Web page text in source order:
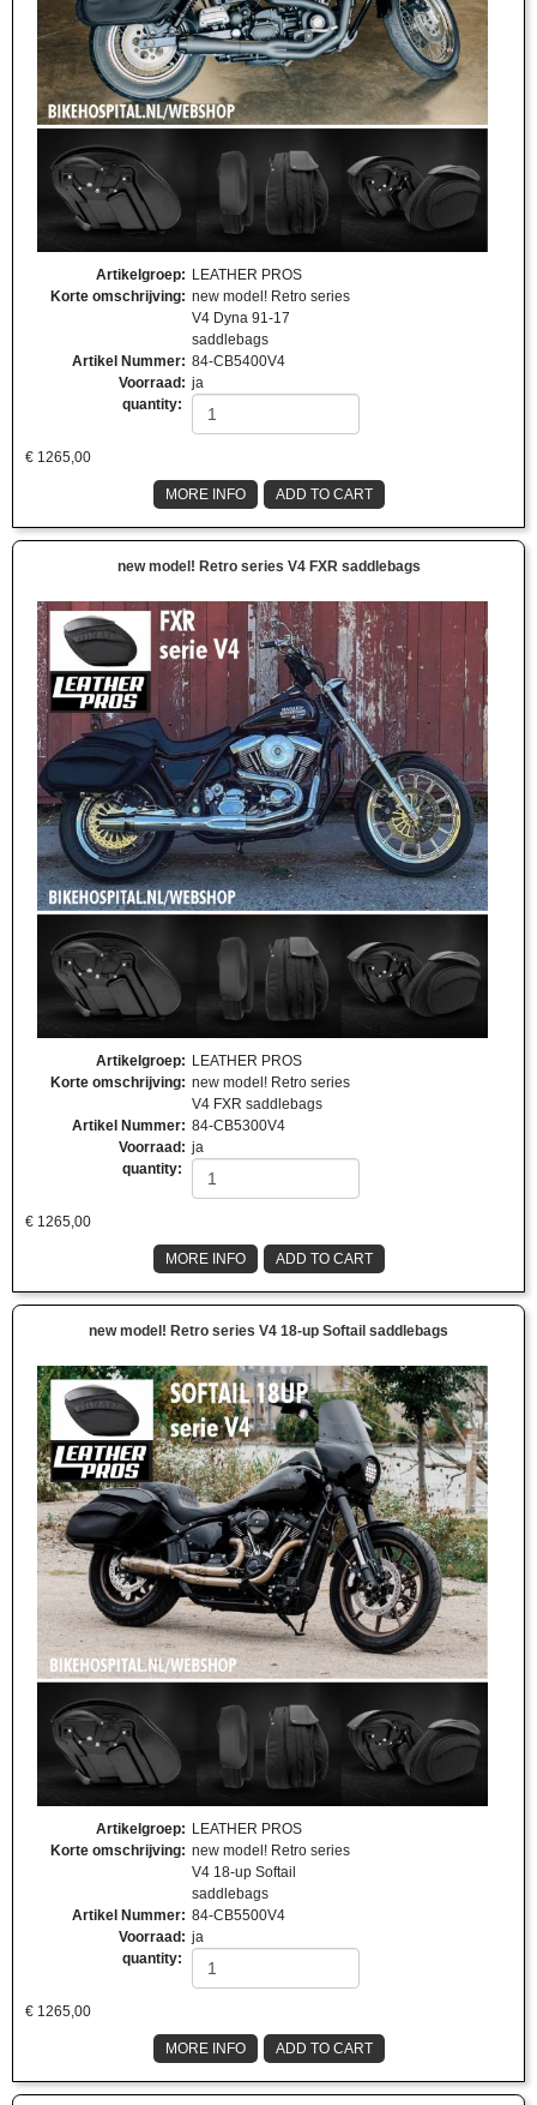
Artikelgroep: LEATHER PROS
Korte omschrijving: new model! Retro series
V4 Dyna 91-17
saddlebags
Artikel Nummer: 84-CB5400V4
Voorraad : ja
quantity:
€ 1265,00
MORE INFO ADD TO CART
new model! Retro series V4 FXR saddlebags
Artikelgroep: LEATHER PROS
Korte omschrijving: new model! Retro series
V4 FXR saddlebags
Artikel Nummer: 84-CB5300V4
Voorraad : ja
quantity:
€ 1265,00
MORE INFO ADD TO CART
new model! Retro series V4 18-up Softail saddlebags
Artikelgroep: LEATHER PROS
Korte omschrijving: new model! Retro series
V4 18-up Softail
saddlebags
Artikel Nummer: 84-CB5500V4
Voorraad : ja
quantity:
€ 1265,00
MORE INFO ADD TO CART